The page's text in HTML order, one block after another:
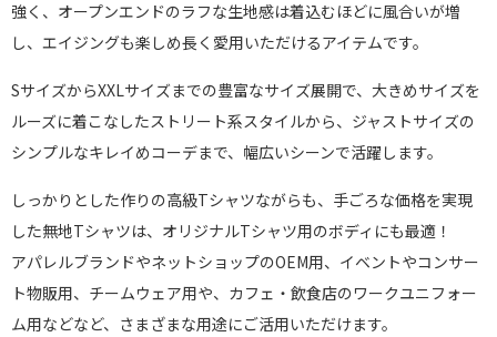
強く、オープンエンドのラフな生地感は着込むほどに風合いが増
し、エイジングも楽しめ長く愛用いただけるアイテムです。
SサイズからXXLサイズまでの豊富なサイズ展開で、大きめサイズを
ルーズに着こなしたストリート系スタイルから、ジャストサイズの
シンプルなキレイめコーデまで、幅広いシーンで活躍します。
しっかりとした作りの高級Tシャツながらも、手ごろな価格を実現
した無地Tシャツは、オリジナルTシャツ用のボディにも最適！
アパレルブランドやネットショップのOEM用、イベントやコンサー
ト物販用、チームウェア用や、カフェ・飲食店のワークユニフォー
ム用などなど、さまざまな用途にご活用いただけます。